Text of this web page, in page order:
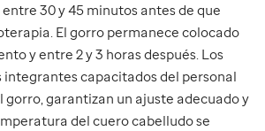
30 y 45 minutos antes de que
El gorro permanece colocado
y entre 2 y 3 horas después. Los
capacitados del personal
gorro, garantizan un ajuste adecuado y
del cuero cabelludo se